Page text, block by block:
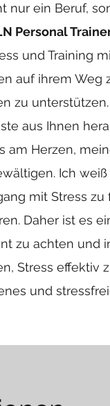
nur ein Beruf,
Personal
und Training
auf ihrem
zu
aus Ihnen
am Herzen,
Ich
mit Stress
Daher ist es
zu achten und
Stress effektiv
und